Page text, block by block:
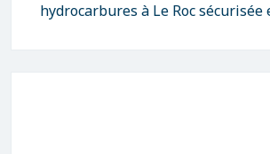
hydrocarbures à Le Roc